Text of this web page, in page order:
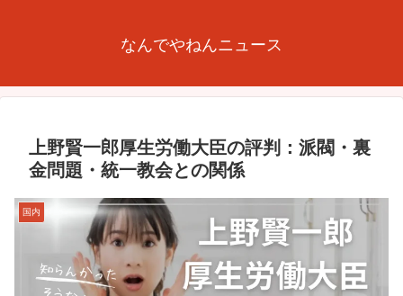
なんでやねんニュース
上野賢一郎厚生労働大臣の評判：派閥・裏
金問題・統一教会との関係
国内